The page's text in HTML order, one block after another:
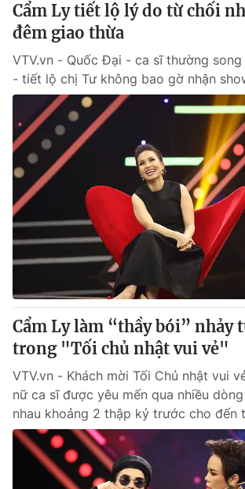
Cẩm Ly tiết lộ lý do từ chối
đêm giao thừa
VTV.vn - Quốc Đại - ca sĩ thường
- tiết lộ chị Tư không bao gờ nhận
Cẩm Ly làm “thầy bói” nhảy
trong "Tối chủ nhật vui vẻ"
VTV.vn - Khách mời Tối Chủ nhật vui
nữ ca sĩ được yêu mến qua nhiều
nhau khoảng 2 thập kỷ trước cho đến